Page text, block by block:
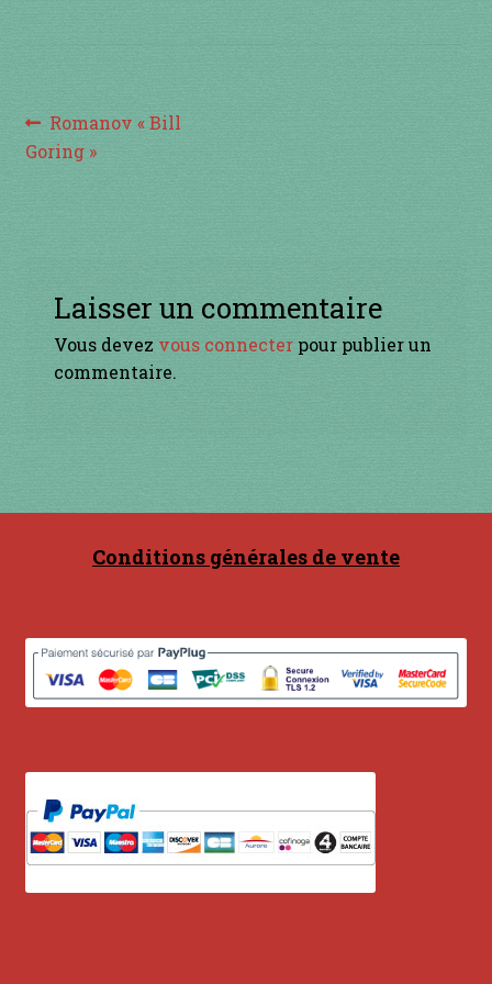
ACCUEIL
Comment fabriquer une guimbarde….
Comment jouer de la guimbarde….
en acier
en bois
en laiton
Navigation
de
Article
précédent :
Romanov « Bill
Goring »
Laisser un commentaire
Vous devez vous connecterpour publier un
commentaire.
Conditions générales de vente